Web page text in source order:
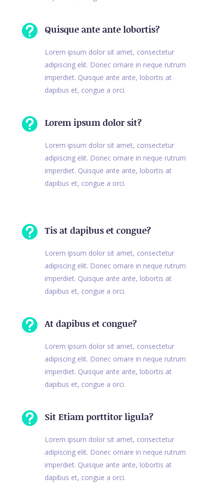
 Quisque ante ante lobortis?
Lorem ipsum dolor sit amet, consectetur
adipiscing elit. Donec ornare in neque rutrum
imperdiet. Quisque ante ante, lobortis at
dapibus et, congue a orci.
 Lorem ipsum dolor sit?
Lorem ipsum dolor sit amet, consectetur
adipiscing elit. Donec ornare in neque rutrum
imperdiet. Quisque ante ante, lobortis at
dapibus et, congue a orci.
 Tis at dapibus et congue?
Lorem ipsum dolor sit amet, consectetur
adipiscing elit. Donec ornare in neque rutrum
imperdiet. Quisque ante ante, lobortis at
dapibus et, congue a orci.
 At dapibus et congue?
Lorem ipsum dolor sit amet, consectetur
adipiscing elit. Donec ornare in neque rutrum
imperdiet. Quisque ante ante, lobortis at
dapibus et, congue a orci.
 Sit Etiam porttitor ligula?
Lorem ipsum dolor sit amet, consectetur
adipiscing elit. Donec ornare in neque rutrum
imperdiet. Quisque ante ante, lobortis at
dapibus et, congue a orci.